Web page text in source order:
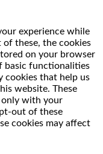
experience while
these, the cookies
on your browser
basic functionalities
cookies that help us
website. These
only with your
out of these
cookies may affect